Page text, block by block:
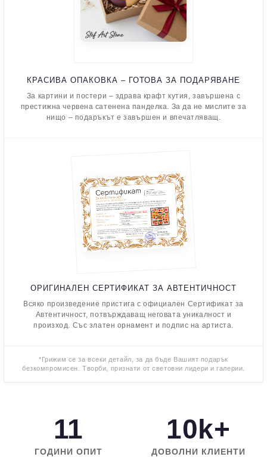
КРАСИВА ОПАКОВКА – ГОТОВА ЗА ПОДАРЯВАНЕ
За картини и постери – здрава крафт кутия, завършена с
престижна червена сатенена панделка. За да не мислите за
нищо – подаръкът е завършен и впечатляващ.
ОРИГИНАЛЕН СЕРТИФИКАТ ЗА АВТЕНТИЧНОСТ
Всяко произведение пристига с официален Сертификат за
Автентичност, потвърждаващ неговата уникалност и
произход. Със златен орнамент и подпис на артиста.
*Грижим се за всеки детайл, за да бъде Вашият подарък
безкомпромисен. Творби, признати от световни лидери и галерии.
11
ГОДИНИ ОПИТ
10k+
ДОВОЛНИ КЛИЕНТИ